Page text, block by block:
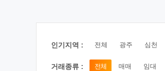
인기지역 : 전체 광주 심천
거래종류 : 전체 매매 임대